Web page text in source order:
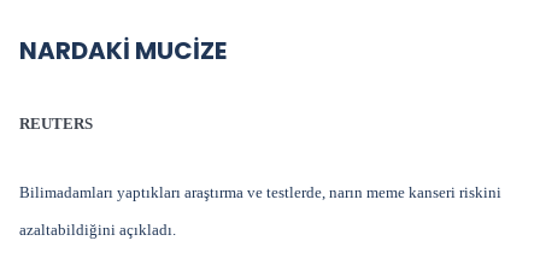
NARDAKİ MUCİZE
REUTERS
Bilimadamları yaptıkları araştırma ve testlerde, narın meme kanseri riskini
azaltabildiğini açıkladı.